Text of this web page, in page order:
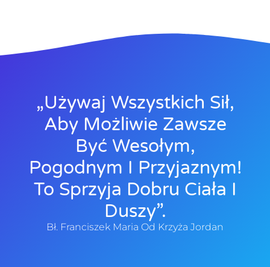
„Używaj Wszystkich Sił,
Aby Możliwie Zawsze
Być Wesołym,
Pogodnym I Przyjaznym!
To Sprzyja Dobru Ciała I
Duszy”.
Bł. Franciszek Maria Od Krzyża Jordan